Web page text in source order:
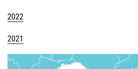
2022
2021